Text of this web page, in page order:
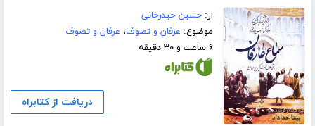
از:حسین حیدرخانی
موضوع: عرفان و تصوف، عرفان و تصوف
۶ ساعت و ۳۰ دقیقه
دریافت از کتابراه